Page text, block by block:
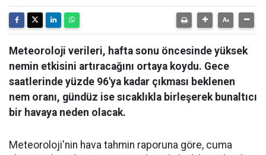
Meteoroloji verileri, hafta sonu öncesinde yüksek
nemin etkisini artıracağını ortaya koydu. Gece
saatlerinde yüzde 96'ya kadar çıkması beklenen
nem oranı, gündüz ise sıcaklıkla birleşerek bunaltıcı
bir havaya neden olacak.
Meteoroloji'nin hava tahmin raporuna göre, cuma